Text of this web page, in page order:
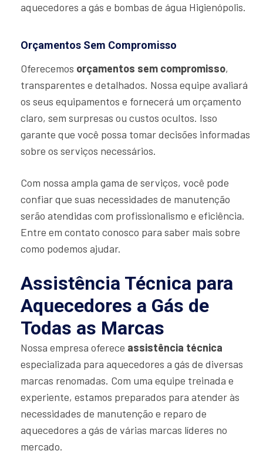
aquecedores a gás e bombas de água Higienópolis.
Orçamentos Sem Compromisso
Oferecemos orçamentos sem compromisso,
transparentes e detalhados. Nossa equipe avaliará
os seus equipamentos e fornecerá um orçamento
claro, sem surpresas ou custos ocultos. Isso
garante que você possa tomar decisões informadas
sobre os serviços necessários.
Com nossa ampla gama de serviços, você pode
confiar que suas necessidades de manutenção
serão atendidas com profissionalismo e eficiência.
Entre em contato conosco para saber mais sobre
como podemos ajudar.
Assistência Técnica para
Aquecedores a Gás de
Todas as Marcas
Nossa empresa oferece assistência técnica
especializada para aquecedores a gás de diversas
marcas renomadas. Com uma equipe treinada e
experiente, estamos preparados para atender às
necessidades de manutenção e reparo de
aquecedores a gás de várias marcas líderes no
mercado.